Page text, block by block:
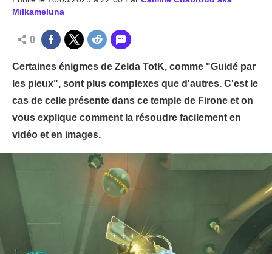
Milkameluna
0
Certaines énigmes de Zelda TotK, comme "Guidé par
les pieux", sont plus complexes que d'autres. C'est le
cas de celle présente dans ce temple de Firone et on
vous explique comment la résoudre facilement en
vidéo et en images.